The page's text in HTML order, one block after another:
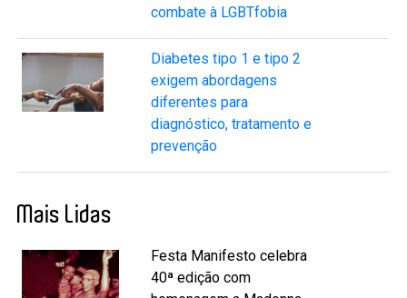
combate à LGBTfobia
Diabetes tipo 1 e tipo 2
exigem abordagens
diferentes para
diagnóstico, tratamento e
prevenção
Mais Lidas
Festa Manifesto celebra
40ª edição com